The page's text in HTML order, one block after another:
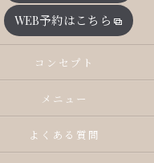
WEB予約はこちら
コンセプト
メニュー
よくある質問